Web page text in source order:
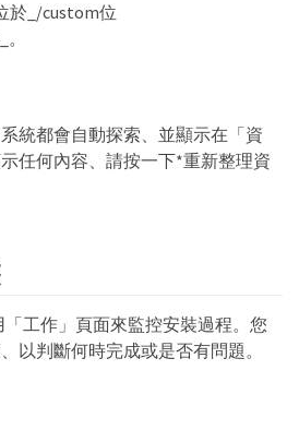
於_/custom位
統都會自動探索、並顯示在「資
任何內容、請按一下*重新整理資
「工作」頁面來監控安裝過程。您
以判斷何時完成或是否有問題。